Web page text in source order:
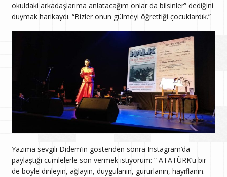
okuldaki arkadaşlarıma anlatacağım onlar da bilsinler” dediğini
duymak harikaydı. “Bizler onun gülmeyi öğrettiği çocuklardık.”
Yazıma sevgili Didem’in gösteriden sonra Instagram’da
paylaştığı cümlelerle son vermek istiyorum: “ ATATÜRK’ü bir
de böyle dinleyin, ağlayın, duygulanın, gururlanın, hayıflanın.